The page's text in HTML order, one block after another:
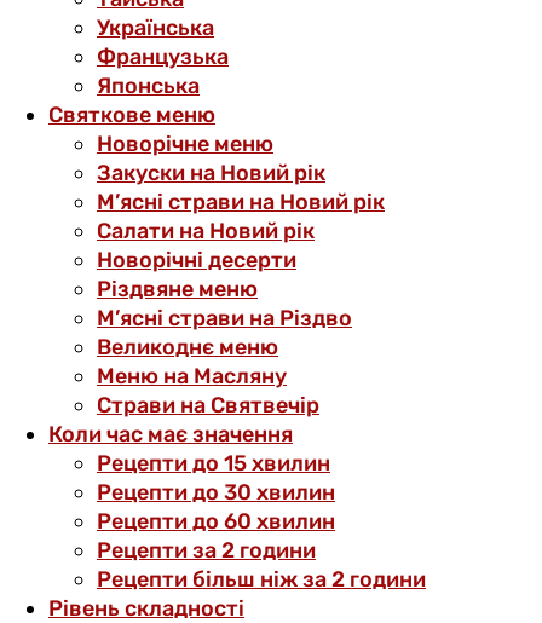
Українська
Французька
Японська
Святкове меню
Новорічне меню
Закуски на Новий рік
М’ясні страви на Новий рік
Салати на Новий рік
Новорічні десерти
Різдвяне меню
М’ясні страви на Різдво
Великоднє меню
Меню на Масляну
Страви на Святвечір
Коли час має значення
Рецепти до 15 хвилин
Рецепти до 30 хвилин
Рецепти до 60 хвилин
Рецепти за 2 години
Рецепти більш ніж за 2 години
Рівень складності